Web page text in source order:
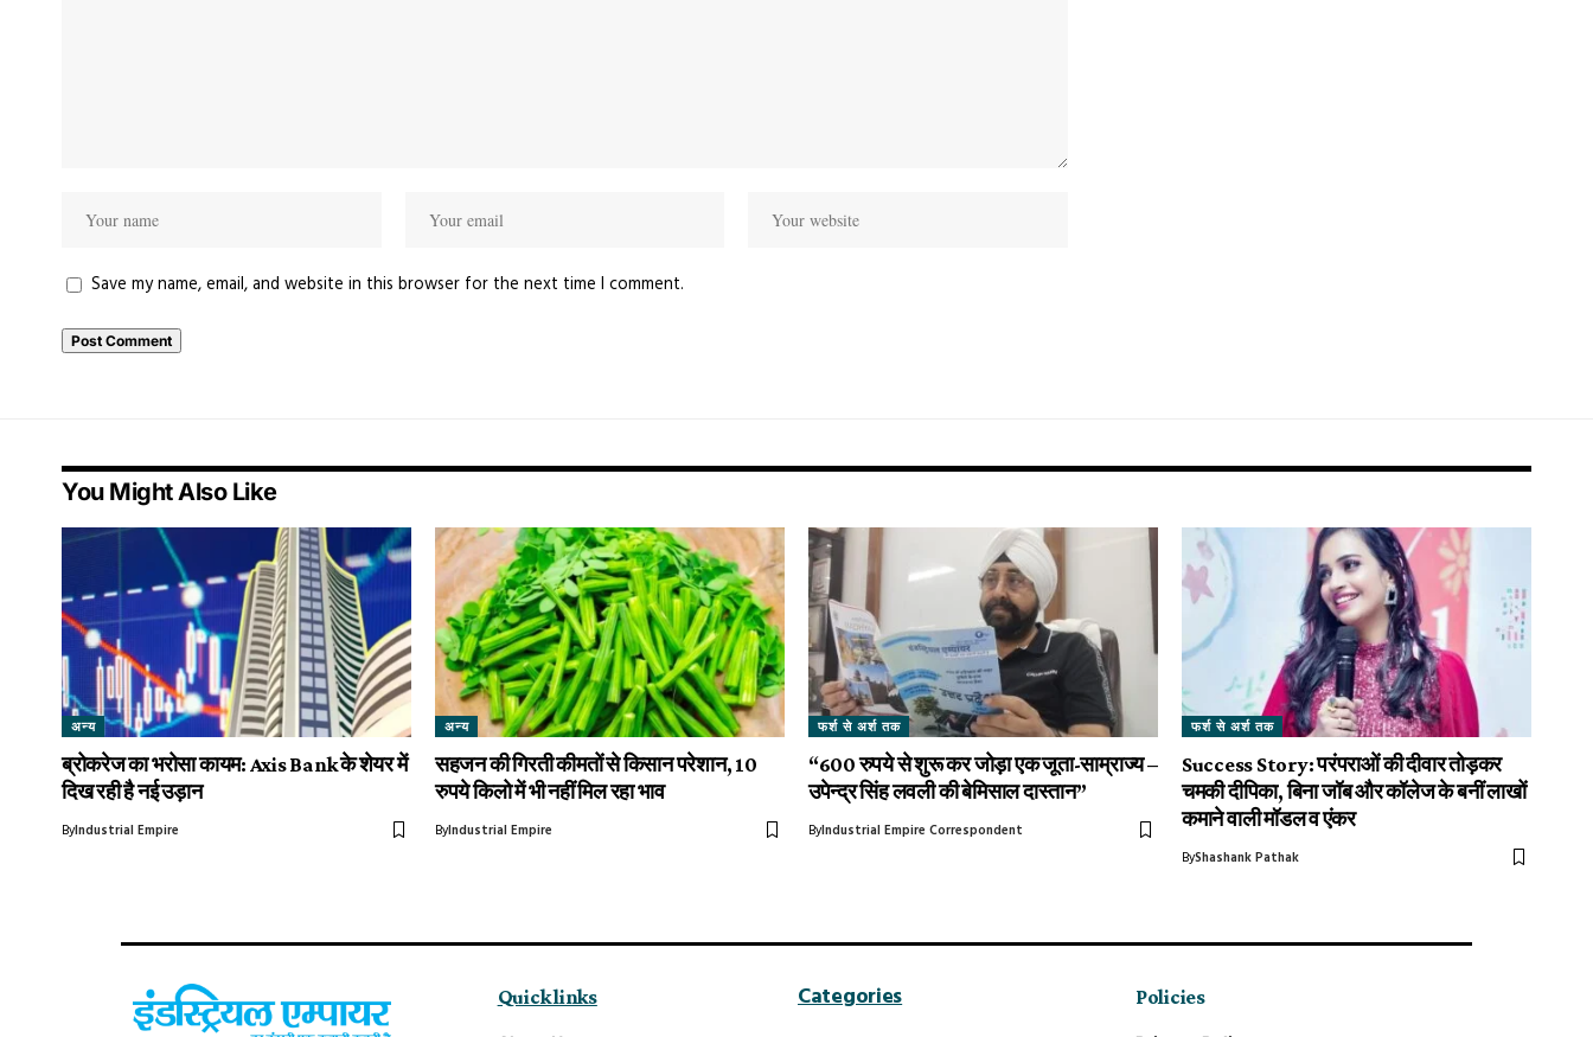
Save my name, email, and website in this browser for the next time I comment.
You Might Also Like
अन्य
ब्रोकरेज का भरोसा कायम: Axis Bank के शेयर में
दिख रही है नई उड़ान
ByIndustrial Empire
अन्य
सहजन की गिरती कीमतों से किसान परेशान, 10
रुपये किलो में भी नहीं मिल रहा भाव
ByIndustrial Empire
फर्श से अर्श तक
“600 रुपये से शुरू कर जोड़ा एक जूता-साम्राज्य –
उपेन्द्र सिंह लवली की बेमिसाल दास्तान”
ByIndustrial Empire Correspondent
फर्श से अर्श तक
Success Story: परंपराओं की दीवार तोड़कर
चमकी दीपिका, बिना जॉब और कॉलेज के बनीं लाखों
कमाने वाली मॉडल व एंकर
ByShashank Pathak
Quick links Categories Policies